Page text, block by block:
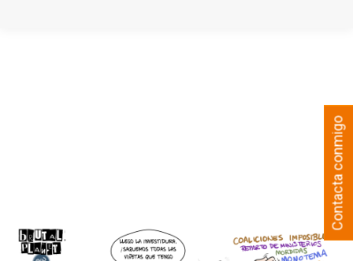
Contacta conmigo